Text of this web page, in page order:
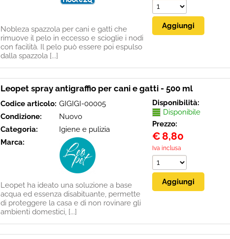
Nobleza spazzola per cani e gatti che
rimuove il pelo in eccesso e scioglie i nodi
con facilità. Il pelo può essere poi espulso
dalla spazzola [...]
Leopet spray antigraffio per cani e gatti - 500 ml
Codice articolo: GIGIGI-00005
Condizione:
Nuovo
Categoria:
Igiene e pulizia
Marca:
Leopet ha ideato una soluzione a base
acqua ed essenza disabituante, permette
di proteggere la casa e di non rovinare gli
ambienti domestici, [...]
Disponibilità:
Disponibile
Prezzo:
€ 8,80
Iva inclusa